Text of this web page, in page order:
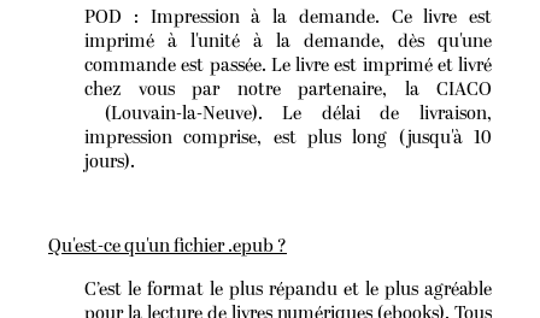
POD : Impression à la demande. Ce livre est
imprimé à l'unité à la demande, dès qu'une
commande est passée. Le livre est imprimé et livré
chez vous par notre partenaire, la CIACO
(Louvain-la-Neuve). Le délai de livraison,
impression comprise, est plus long (jusqu'à 10
jours).
Qu'est-ce qu'un fichier .epub ?
C’est le format le plus répandu et le plus agréable